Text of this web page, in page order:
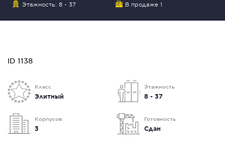
Этажность: 8 - 37 В продаже 1
ID 1138
Класс
Элитный
Этажность
8 - 37
Корпусов
3
Готовность
Сдан